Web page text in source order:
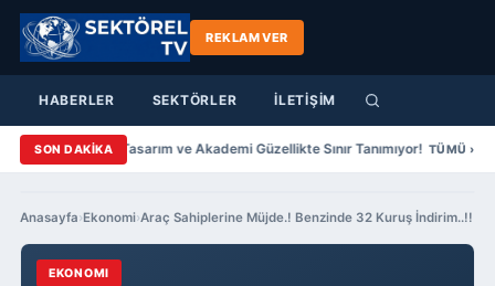
REKLAM VER
HABERLER SEKTÖRLER İLETİŞİM
SON DAKİKA
Yazıcıer Saç Tasarım ve Akademi Güzellikte Sınır Tanımıyor! Şenol
TÜMÜ ›
Anasayfa›Ekonomi›Araç Sahiplerine Müjde.! Benzinde 32 Kuruş İndirim..!!
EKONOMI